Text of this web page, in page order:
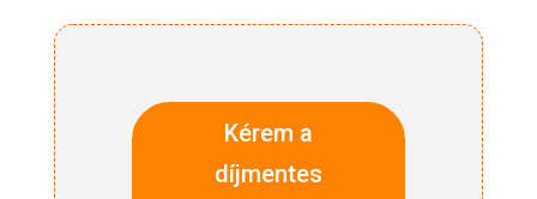
Kérem a
díjmentes